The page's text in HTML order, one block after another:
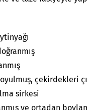
çekirdekleri
sirkesi
ve ortadan